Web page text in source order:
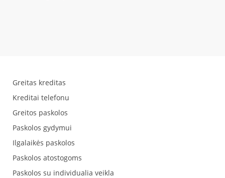
Greitas kreditas
Kreditai telefonu
Greitos paskolos
Paskolos gydymui
Ilgalaikės paskolos
Paskolos atostogoms
Paskolos su individualia veikla